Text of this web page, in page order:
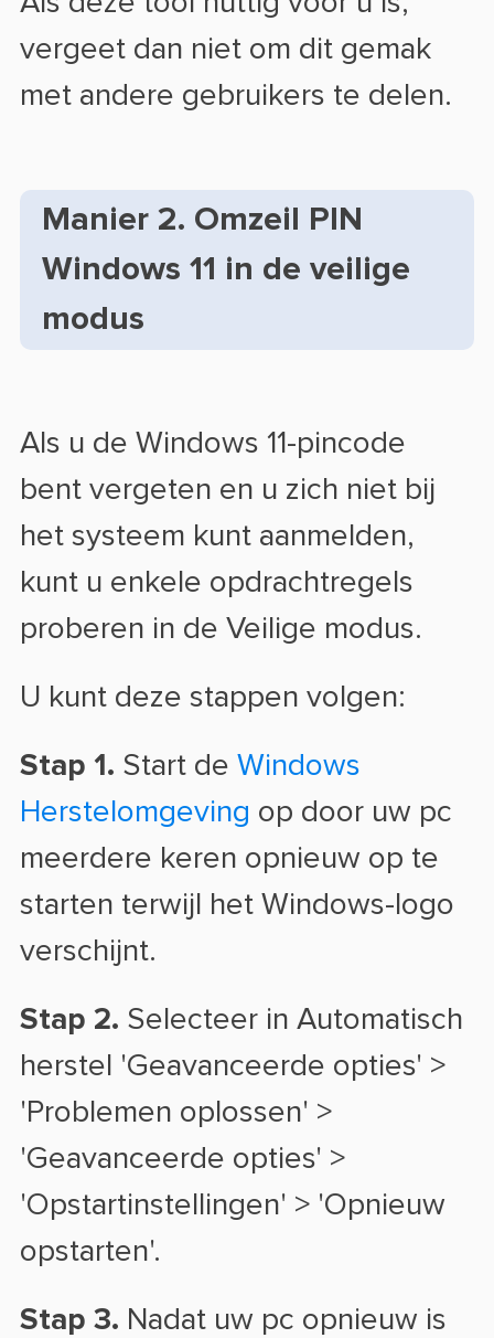
vergeet dan niet om dit gemak
met andere gebruikers te delen.
Manier 2. Omzeil PIN
Windows 11 in de veilige
modus
Als u de Windows 11-pincode
bent vergeten en u zich niet bij
het systeem kunt aanmelden,
kunt u enkele opdrachtregels
proberen in de Veilige modus.
U kunt deze stappen volgen:
Stap 1. Start de Windows
Herstelomgeving op door uw pc
meerdere keren opnieuw op te
starten terwijl het Windows-logo
verschijnt.
Stap 2. Selecteer in Automatisch
herstel 'Geavanceerde opties' >
'Problemen oplossen' >
'Geavanceerde opties' >
'Opstartinstellingen' > 'Opnieuw
opstarten'.
Stap 3. Nadat uw pc opnieuw is